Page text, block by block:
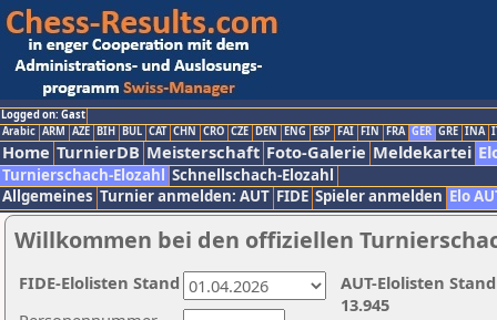
Logged on: Gast
Arabic ARM AZE BIH BUL CAT CHN CRO CZE DEN ENG ESP FAI FIN FRA GER GRE INA
Home TurnierDB Meisterschaft Foto-Galerie Meldekartei
Turnierschach-Elozahl Schnellschach-Elozahl
Allgemeines Turnier anmelden: AUT FIDE Spieler anmelden Elo
Willkommen bei den offiziellen
AUT-Elolisten
13.945
FIDE-Elolisten Stand